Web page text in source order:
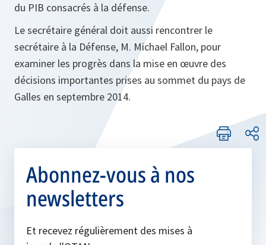
du PIB consacrés à la défense.
Le secrétaire général doit aussi rencontrer le
secrétaire à la Défense, M. Michael Fallon, pour
examiner les progrès dans la mise en œuvre des
décisions importantes prises au sommet du pays de
Galles en septembre 2014.
Abonnez-vous à nos
newsletters
Et recevez régulièrement des mises à